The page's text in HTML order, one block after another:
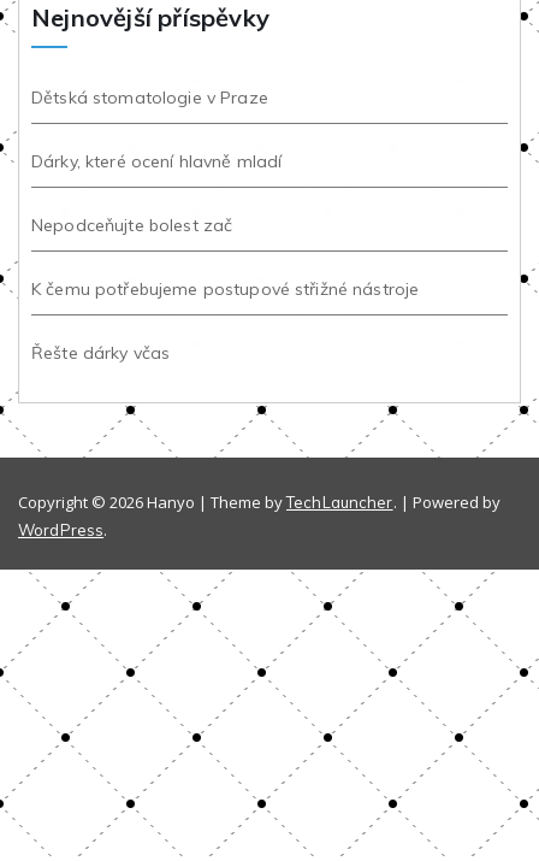
Nejnovější příspěvky
Dětská stomatologie v Praze
Dárky, které ocení hlavně mladí
Nepodceňujte bolest zač
K čemu potřebujeme postupové střižné nástroje
Řešte dárky včas
Copyright © 2026 Hanyo | Theme byTechLauncher. | Powered by
WordPress.